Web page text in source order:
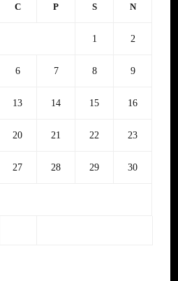
C P S N
1 2
6 7 8 9
13 14 15 16
20 21 22 23
27 28 29 30